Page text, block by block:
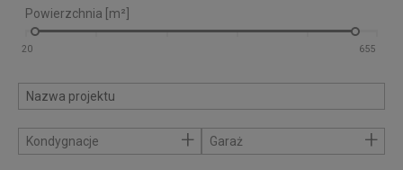
Powierzchnia [m²]
Kondygnacje + Garaż +